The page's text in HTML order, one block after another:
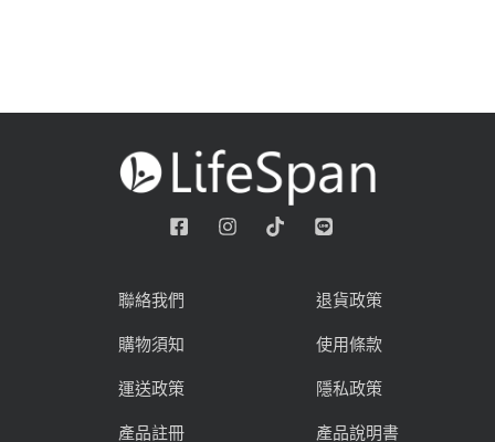
聯絡我們
購物須知
運送政策
產品註冊
退貨政策
使用條款
隱私政策
產品說明書